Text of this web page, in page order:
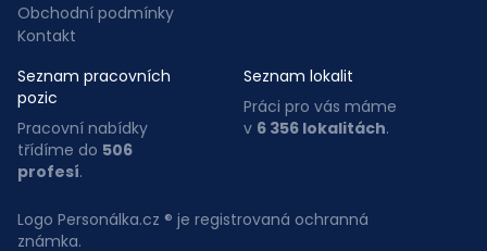
Obchodní podmínky
Kontakt
Seznam pracovních
pozic
Pracovní nabídky
třídíme do 506
profesí.
Seznam lokalit
Práci pro vás máme
v 6 356 lokalitách.
Logo Personálka.cz ® je registrovaná ochranná
známka.